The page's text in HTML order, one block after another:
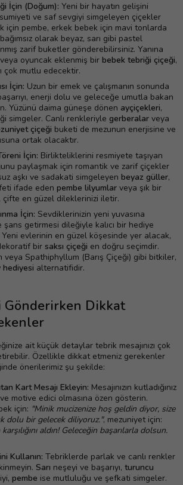
İçin (Doğum): Yeni bir hayatın gelişini
ve saf sevgiyi simgeleyen çiçekler
için pembe, erkek bebek için mavi tonlarda
olarak beyaz, sarı gibi pastel
zarif buketler gönderebilirsiniz. Yanına
oyuncak eklenmiş bir bebek tebriği çiçeği,
çok mutlu edecektir.
İçin: Uzun bir emek ve çalışmanın sonunda
enerji dolu ve geleceğe umutla bakan
Yüzünü daima güneşe dönen ayçiçekleri,
simgeler. Canlı renkleriyle gerberalar veya
çiçeği buketi de mezunun enerjisine ve
ortak olacaktır.
İçin: Birlikteliklerini resmiyete taşıyan
paylaşmak için romantik ve zarif çiçekler
aşkı ve sadakati simgeleyen beyaz güller,
ifade eden pembe lilyumlar veya şık bir
, çifte en güzel dileklerinizi iletir.
İçin: Sevdiklerinizin yeni yuvasına
getirmesi dileğiyle kalıcı bir hediye
evlerinin en güzel köşesinde yer alacak,
bir saksı çiçeği en doğru seçimdir.
veya Spathiphyllum (Barış Çiçeği) gibi bitkiler,
hediyesi alternatifidir.
Gönderirken Dikkat
ait küçük detaylar tebrik mesajınızı çok
Özellikle dikkat etmeniz gerekenler
önerilerimiz şu şekilde:
Kart Mesajı Ekleyin: Mesajınızın kutladığınız
motive edici olmasına özen gösterin.
için: "Minik mucizenize hoş geldin diyor, size
dolu bir gelecek diliyoruz.", mezuniyet için:
aldın! Geleceğin başarılarla dolsun.
Kullanın: Tebriklerde parlak ve canlı renkler
Sarı neşeyi ve başarıyı, turuncu
pembe ise mutluluğu ve şefkati simgeler.